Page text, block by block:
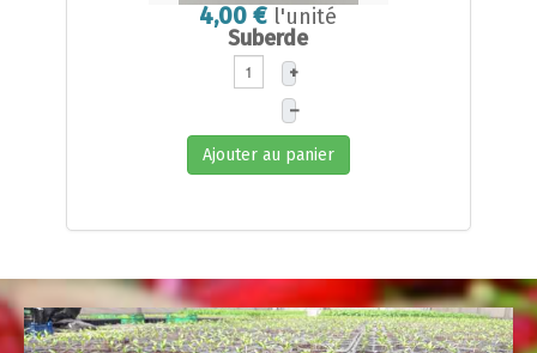
4,00 € l'unité
Suberde
+
–
Ajouter au panier